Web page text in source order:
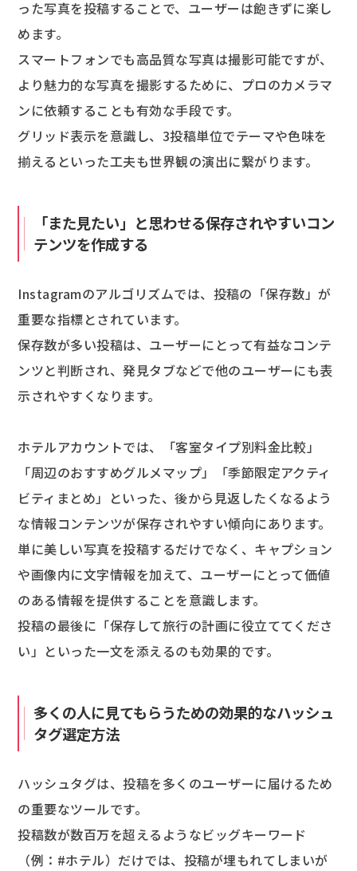
った写真を投稿することで、ユーザーは飽きずに楽し
めます。
スマートフォンでも高品質な写真は撮影可能ですが、
より魅力的な写真を撮影するために、プロのカメラマ
ンに依頼することも有効な手段です。
グリッド表示を意識し、3投稿単位でテーマや色味を
揃えるといった工夫も世界観の演出に繋がります。
「また見たい」と思わせる保存されやすいコン
テンツを作成する
Instagramのアルゴリズムでは、投稿の「保存数」が
重要な指標とされています。
保存数が多い投稿は、ユーザーにとって有益なコンテ
ンツと判断され、発見タブなどで他のユーザーにも表
示されやすくなります。
ホテルアカウントでは、「客室タイプ別料金比較」
「周辺のおすすめグルメマップ」「季節限定アクティ
ビティまとめ」といった、後から見返したくなるよう
な情報コンテンツが保存されやすい傾向にあります。
単に美しい写真を投稿するだけでなく、キャプション
や画像内に文字情報を加えて、ユーザーにとって価値
のある情報を提供することを意識します。
投稿の最後に「保存して旅行の計画に役立ててくださ
い」といった一文を添えるのも効果的です。
多くの人に見てもらうための効果的なハッシュ
タグ選定方法
ハッシュタグは、投稿を多くのユーザーに届けるため
の重要なツールです。
投稿数が数百万を超えるようなビッグキーワード
（例：#ホテル）だけでは、投稿が埋もれてしまいが